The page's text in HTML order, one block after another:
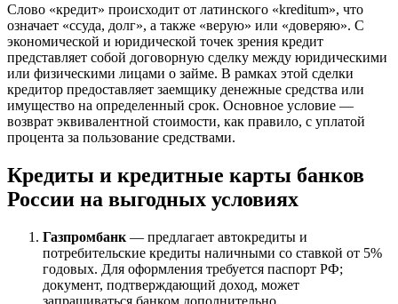
Слово «кредит» происходит от латинского «kreditum», что
означает «ссуда, долг», а также «верую» или «доверяю». С
экономической и юридической точек зрения кредит
представляет собой договорную сделку между юридическими
или физическими лицами о займе. В рамках этой сделки
кредитор предоставляет заемщику денежные средства или
имущество на определенный срок. Основное условие —
возврат эквивалентной стоимости, как правило, с уплатой
процента за пользование средствами.
Кредиты и кредитные карты банков
России на выгодных условиях
Газпромбанк — предлагает автокредиты и
потребительские кредиты наличными со ставкой от 5%
годовых. Для оформления требуется паспорт РФ;
документ, подтверждающий доход, может
запрашиваться банком дополнительно.